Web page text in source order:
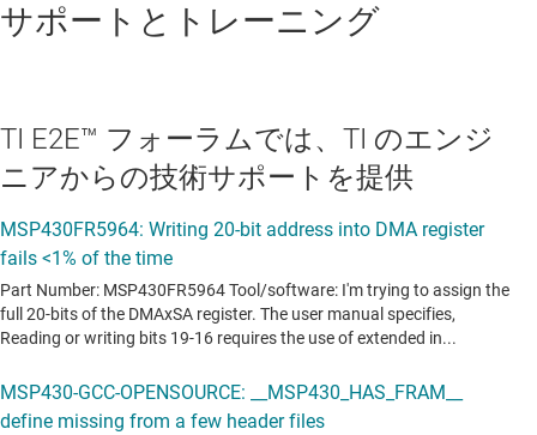
サポートとトレーニング
TI E2E™ フォーラムでは、TI のエンジ
ニアからの技術サポートを提供